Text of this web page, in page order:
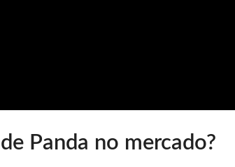
Panda no mercado?